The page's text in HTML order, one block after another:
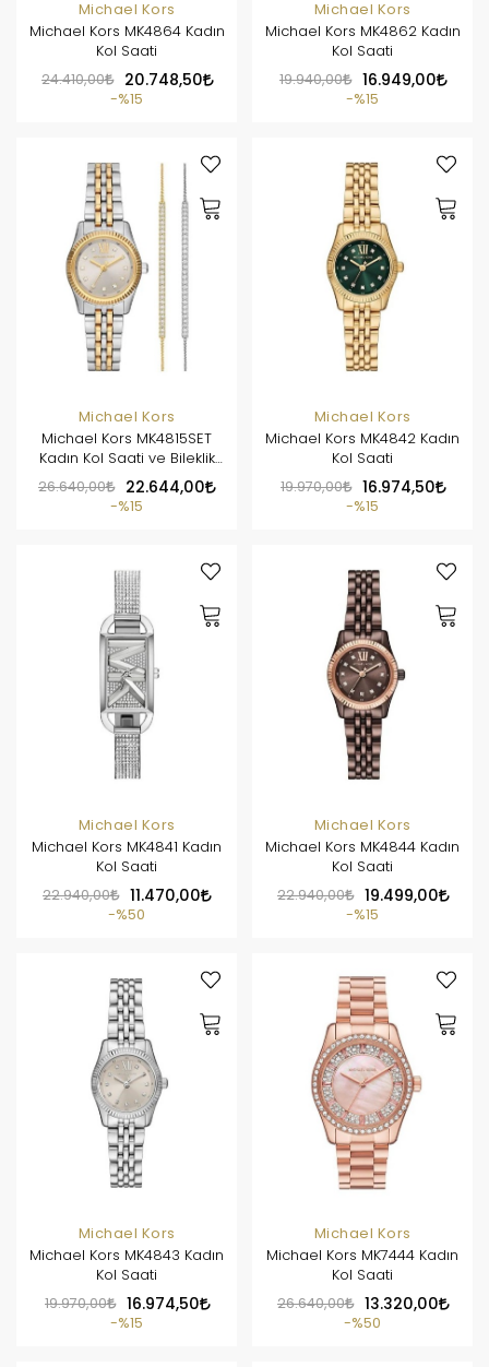
Michael Kors
Michael Kors MK4864 Kadın
Kol Saati
24.410,00
20.748,50
%15
Michael Kors
Michael Kors MK4862 Kadın
Kol Saati
19.940,00
16.949,00
%15
Michael Kors
Michael Kors MK4815SET
Kadın Kol Saati ve Bileklik
Seti
26.640,00 22.644,00
%15
Michael Kors
Michael Kors MK4842 Kadın
Kol Saati
19.970,00
16.974,50
%15
Michael Kors
Michael Kors MK4841 Kadın
Kol Saati
22.940,00
11.470,00
%50
Michael Kors
Michael Kors MK4844 Kadın
Kol Saati
22.940,00
19.499,00
%15
Michael Kors
Michael Kors MK4843 Kadın
Kol Saati
19.970,00
16.974,50
%15
Michael Kors
Michael Kors MK7444 Kadın
Kol Saati
26.640,00
13.320,00
%50